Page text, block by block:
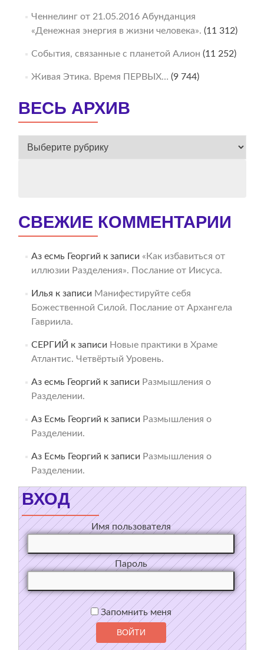
Ченнелинг от 21.05.2016 Абунданция
«Денежная энергия в жизни человека». (11 312)
События, связанные с планетой Алион (11 252)
Живая Этика. Время ПЕРВЫХ… (9 744)
ВЕСЬ АРХИВ
ВЕСЬ
СВЕЖИЕ КОММЕНТАРИИ
Аз есмь Георгий к записи «Как избавиться от
иллюзии Разделения». Послание от Иисуса.
Илья к записи Манифестируйте себя
Божественной Силой. Послание от Архангела
Гавриила.
СЕРГИЙ к записи Новые практики в Храме
Атлантис. Четвёртый Уровень.
Аз есмь Георгий к записи Размышления о
Разделении.
Аз Есмь Георгий к записи Размышления о
Разделении.
Аз Есмь Георгий к записи Размышления о
Разделении.
ВХОД
Имя пользователя
Пароль
Запомнить меня